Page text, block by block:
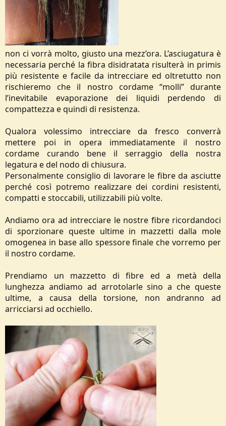
non ci vorrà molto, giusto una mezz’ora. L’asciugatura è
necessaria perché la fibra disidratata risulterà in primis
più resistente e facile da intrecciare ed oltretutto non
rischieremo che il nostro cordame “molli” durante
l’inevitabile evaporazione dei liquidi perdendo di
compattezza e quindi di resistenza.
Qualora volessimo intrecciare da fresco converrà
mettere poi in opera immediatamente il nostro
cordame curando bene il serraggio della nostra
legatura e del nodo di chiusura.
Personalmente consiglio di lavorare le fibre da asciutte
perché così potremo realizzare dei cordini resistenti,
compatti e stoccabili, utilizzabili più volte.
Andiamo ora ad intrecciare le nostre fibre ricordandoci
di sporzionare queste ultime in mazzetti dalla mole
omogenea in base allo spessore finale che vorremo per
il nostro cordame.
Prendiamo un mazzetto di fibre ed a metà della
lunghezza andiamo ad arrotolarle sino a che queste
ultime, a causa della torsione, non andranno ad
arricciarsi ad occhiello.